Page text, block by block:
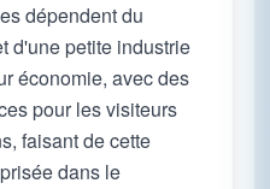
dépendent du
d'une petite industrie
économie, avec des
pour les visiteurs
faisant de cette
dans le